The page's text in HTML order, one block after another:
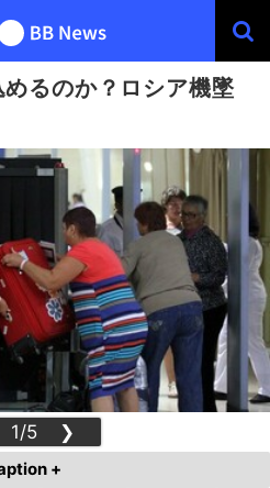
るのか？ロシア機墜
1/5 ❯
+